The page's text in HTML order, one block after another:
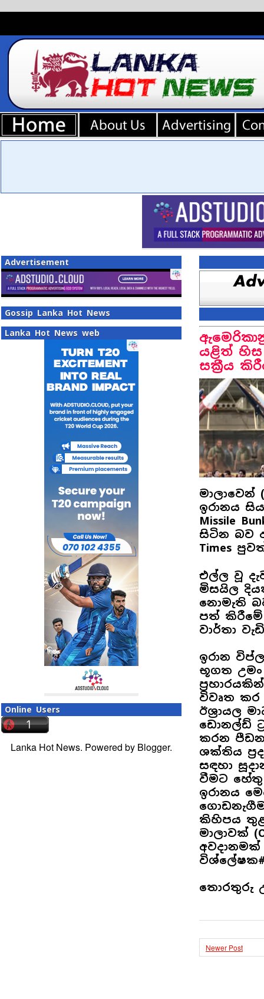
Advertisement
Gossip Lanka Hot News
Lanka Hot News web
Online Users
Lanka Hot News. Powered by Blogger.
යළිත්
සක්‍රීය
මාලාවෙන්
ඉරානය
Missile
සිටින බව
Times
එල්ල වූ
මිසයිල
නොමැති
පත්
වාර්තා
ඉරාන
භූගත උමං
විවෘත කර
ඊශ්‍රායල
ඩොනල්ඩ්
කරන
ශක්තිය
සඳහා
වීමට හේතු
ඉරානය
කිහිපය තුළ
මාලාවක්
තොරතුරු
Newer Post